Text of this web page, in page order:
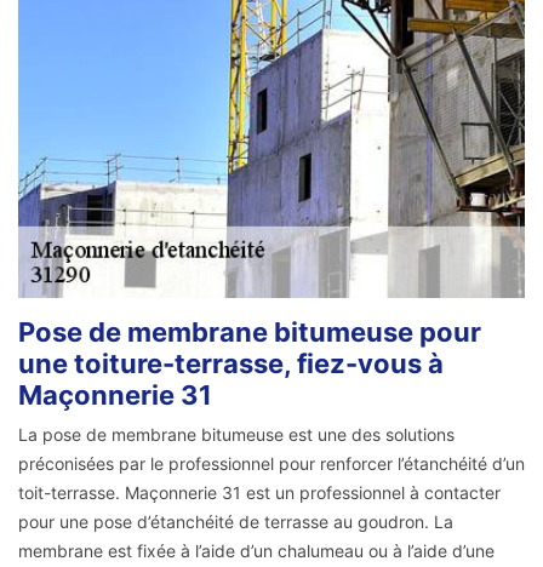
Pose de membrane bitumeuse pour
une toiture-terrasse, fiez-vous à
Maçonnerie 31
La pose de membrane bitumeuse est une des solutions
préconisées par le professionnel pour renforcer l’étanchéité d’un
toit-terrasse. Maçonnerie 31 est un professionnel à contacter
pour une pose d’étanchéité de terrasse au goudron. La
membrane est fixée à l’aide d’un chalumeau ou à l’aide d’une